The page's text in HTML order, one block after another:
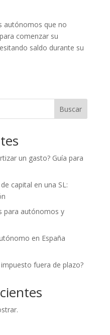
autónomos que no
comenzar su
saldo durante su
Buscar
un gasto? Guía para
capital en una SL:
para autónomos y
en España
fuera de plazo?